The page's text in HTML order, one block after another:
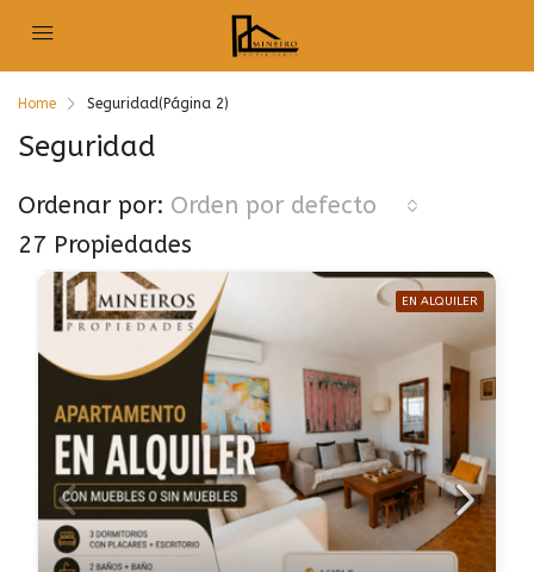
Home Seguridad(Página 2)
Seguridad
27 Propiedades
Ordenar por: Orden por defecto
EN ALQUILER